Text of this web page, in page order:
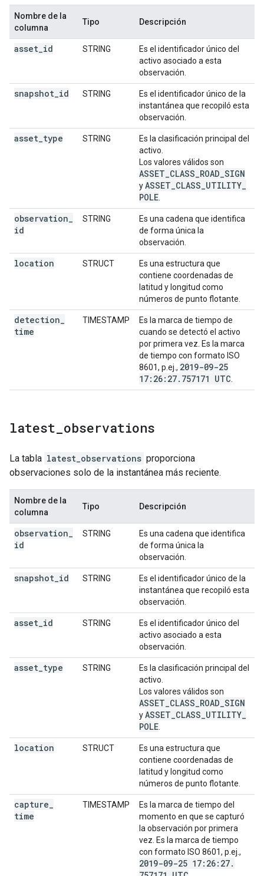
Nombre de la
columna
Tipo Descripción
asset id STRING
Es el identificador único del
activo asociado a esta
observación.
snapshot id STRING
Es el identificador único de la
instantánea que recopiló esta
observación.
asset type STRING
Es la clasificación principal del
activo.
Los valores válidos son
ASSET CLASS ROAD SIGN
yASSET CLASS UTILITY
POLE
observation
id
STRING
Es una cadena que identifica
de forma única la
observación.
location STRUCT
Es una estructura que
contiene coordenadas de
latitud y longitud como
números de punto flotante.
detection
time
TIMESTAMP
Es la marca de tiempo de
cuando se detectó el activo
por primera vez. Es la marca
de tiempo con formato ISO
8601, p.ej., 2019-09-25
17:26:27. 757171 UTC
latest observations
La tabla latest_observations proporciona
observaciones solo de la instantánea más reciente.
Nombre de la
columna
Tipo Descripción
observation
id
STRING
Es una cadena que identifica
de forma única la
observación.
snapshot id STRING
Es el identificador único de la
instantánea que recopiló esta
observación.
asset id STRING
Es el identificador único del
activo asociado a esta
observación.
asset type STRING
Es la clasificación principal del
activo.
Los valores válidos son
ASSET CLASS ROAD SIGN
yASSET CLASS UTILITY
POLE
location STRUCT
Es una estructura que
contiene coordenadas de
latitud y longitud como
números de punto flotante.
capture
time
TIMESTAMP
Es la marca de tiempo del
momento en que se capturó
la observación por primera
vez. Es la marca de tiempo
con formato ISO 8601, p.ej.,
2019-09-25 17:26:27.